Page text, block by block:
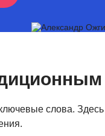
слова.